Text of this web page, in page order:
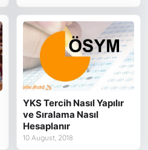
YKS Tercih Nasıl Yapılır
ve Sıralama Nasıl
Hesaplanır
10 August, 2018